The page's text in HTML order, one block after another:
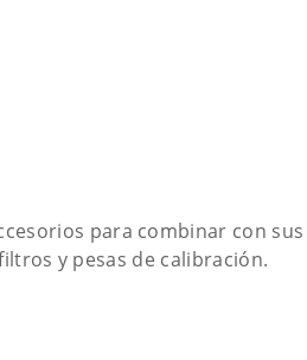
para combinar con
y pesas de calibración.